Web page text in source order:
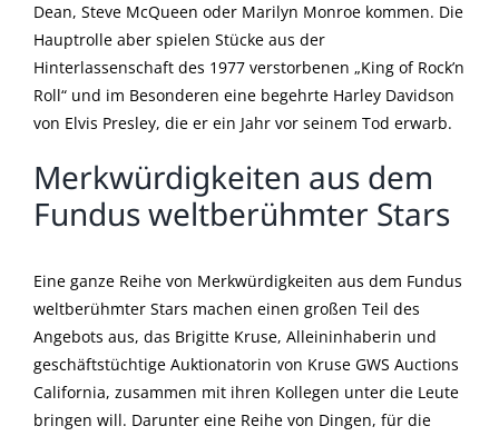
Dean, Steve McQueen oder Marilyn Monroe kommen. Die
Hauptrolle aber spielen Stücke aus der
Hinterlassenschaft des 1977 verstorbenen „King of Rock’n
Roll“ und im Besonderen eine begehrte Harley Davidson
von Elvis Presley, die er ein Jahr vor seinem Tod erwarb.
Merkwürdigkeiten aus dem
Fundus weltberühmter Stars
Eine ganze Reihe von Merkwürdigkeiten aus dem Fundus
weltberühmter Stars machen einen großen Teil des
Angebots aus, das Brigitte Kruse, Alleininhaberin und
geschäftstüchtige Auktionatorin von Kruse GWS Auctions
California, zusammen mit ihren Kollegen unter die Leute
bringen will. Darunter eine Reihe von Dingen, für die